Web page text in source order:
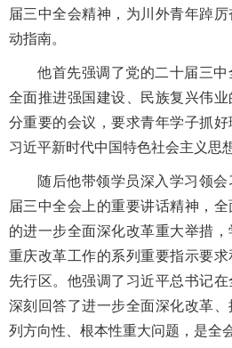
届三中全会精神，为川外青年踔
动指南。
他首先强调了党的二十届三
全面推进强国建设、民族复兴伟
分重要的会议，要求青年学子抓
习近平新时代中国特色社会主义思想
随后他带领学员深入学习领
届三中全会上的重要讲话精神，
的进一步全面深化改革重大举措
重庆改革工作的系列重要指示要
先行区。他强调了习近平总书记
深刻回答了进一步全面深化改革
列方向性、根本性重大问题，是全